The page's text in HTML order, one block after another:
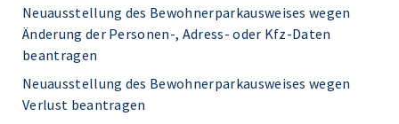
Neuausstellung des Bewohnerparkausweises wegen
Änderung der Personen-, Adress- oder Kfz-Daten
beantragen
Neuausstellung des Bewohnerparkausweises wegen
Verlust beantragen